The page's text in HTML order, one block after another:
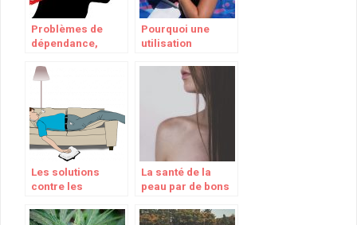
Problèmes de
dépendance,
sortir face à la
Pourquoi une
utilisation
autobronzants?
Les solutions
contre les
incessants
La santé de la
peau par de bons